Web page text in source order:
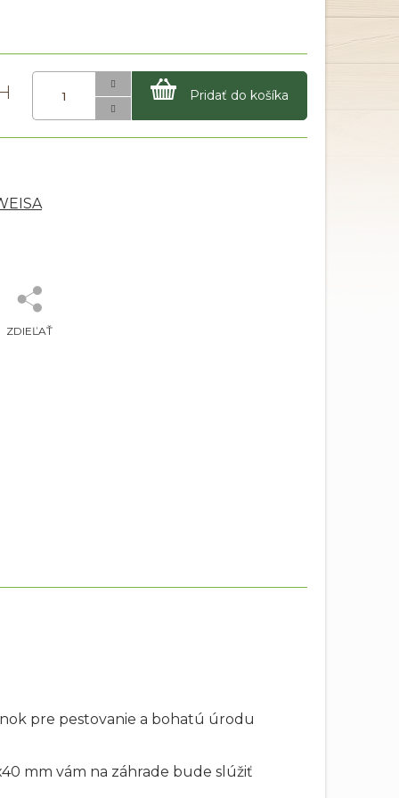
Pridať do košíka
ZDIEĽAŤ
pre pestovanie a bohatú úrodu
mm vám na záhrade bude slúžiť